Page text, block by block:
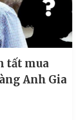
tất mua
Anh Gia